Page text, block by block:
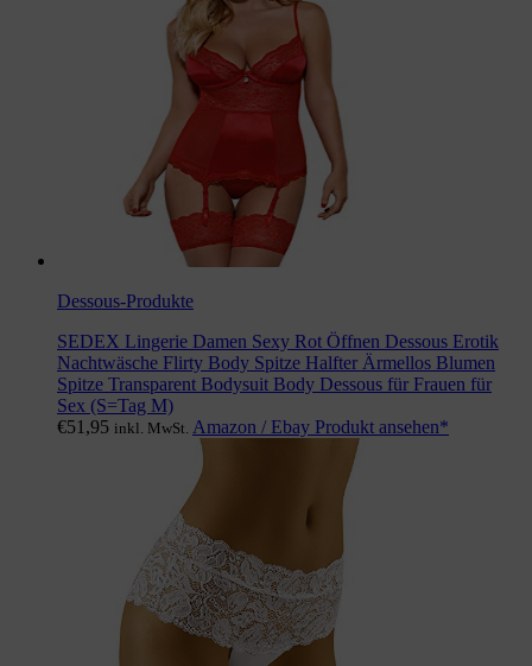
Dessous-Produkte
SEDEX Lingerie Damen Sexy Rot Öffnen Dessous Erotik
Nachtwäsche Flirty Body Spitze Halfter Ärmellos Blumen
Spitze Transparent Bodysuit Body Dessous für Frauen für
Sex (S=Tag M)
€51,95 inkl. MwSt. Amazon / Ebay Produkt ansehen*